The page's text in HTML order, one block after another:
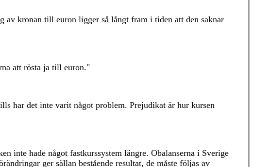
kronan till euron ligger så långt fram i tiden att den saknar
att rösta ja till euron."
har det inte varit något problem. Prejudikat är hur kursen
inte hade något fastkurssystem längre. Obalanserna i Sverige
ger sällan bestående resultat, de måste följas av